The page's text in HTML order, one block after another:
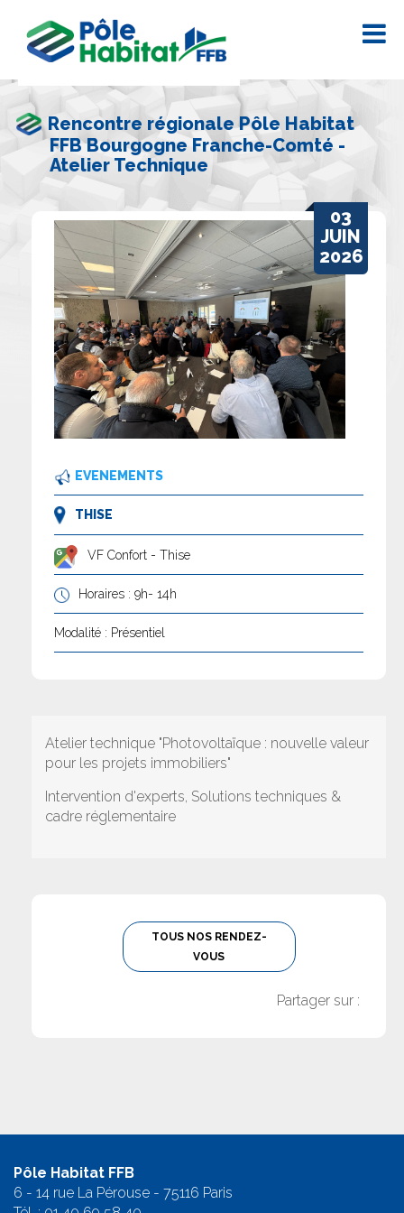
Rencontre régionale Pôle Habitat
FFB Bourgogne Franche-Comté -
Atelier Technique
03
JUIN
2026
EVENEMENTS
THISE
VF Confort - Thise
Horaires : 9h- 14h
Modalité : Présentiel
Atelier technique "Photovoltaïque : nouvelle valeur
pour les projets immobiliers"
Intervention d'experts, Solutions techniques &
cadre réglementaire
TOUS NOS RENDEZ-
VOUS
Partager sur :
Pôle Habitat FFB
6 - 14 rue La Pérouse - 75116 Paris